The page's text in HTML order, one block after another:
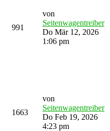
991
von
Seitenwagentreiber
Do Mär 12, 2026
1:06 pm
1663
von
Seitenwagentreiber
Do Feb 19, 2026
4:23 pm